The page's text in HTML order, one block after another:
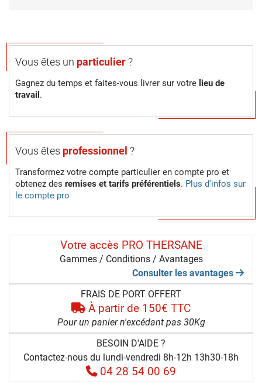
Vous êtes un particulier?
Gagnez du temps et faites-vous livrer sur votre lieu de
travail .
Vous êtes professionnel ?
Transformez votre compte particulier en compte pro et
obtenez des remises et tarifs préférentiels. Plus d'infos sur
le compte pro
Votre accès PRO THERSANE
Gammes / Conditions / Avantages
Consulter les avantages
FRAIS DE PORT OFFERT
À partir de 150€ TTC
Pour un panier n'excédant pas 30Kg
BESOIN D'AIDE ?
Contactez-nous du lundi-vendredi 8h-12h 13h30-18h
04 28 54 00 69